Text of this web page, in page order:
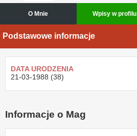
O Mnie Wpisy w profilu
Podstawowe informacje
DATA URODZENIA
21-03-1988 (38)
Informacje o Mag